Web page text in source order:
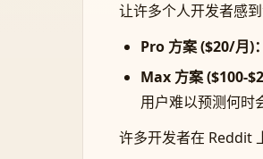
让许多个人开发者感到
Pro 方案 ($20/月)：
Max 方案 ($100-
用户难以预测何时
许多开发者在 Reddit